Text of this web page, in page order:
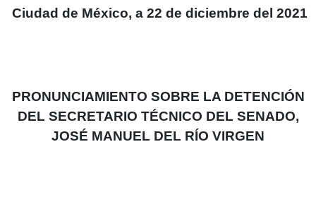
Ciudad de México, a 22 de diciembre del 2021
PRONUNCIAMIENTO SOBRE LA DETENCIÓN
DEL SECRETARIO TÉCNICO DEL SENADO,
JOSÉ MANUEL DEL RÍO VIRGEN